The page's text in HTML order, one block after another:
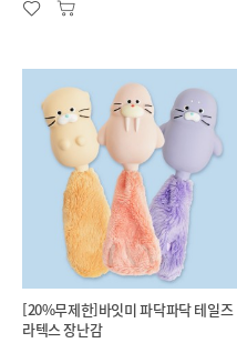
[20%무제한]바잇미 파닥파닥 테일즈
라텍스 장난감